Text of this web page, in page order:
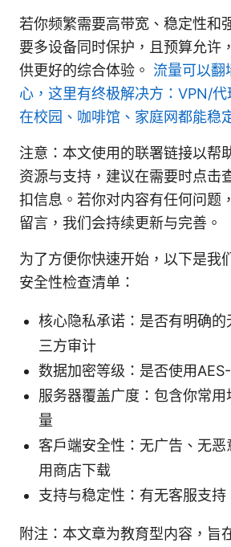
若你频繁需要高带宽、稳定性和
要多设备同时保护，且预算允许
供更好的综合体验。 流量可以翻
心，这里有终极解决方：VPN/
在校园、咖啡馆、家庭网都能稳
注意：本文使用的联署链接以帮
资源与支持，建议在需要时点击
扣信息。若你对内容有任何问题
留言，我们会持续更新与完善。
为了方便你快速开始，以下是我
安全性检查清单：
核心隐私承诺：是否有明确
三方审计
数据加密等级：是否使用
服务器覆盖广度：包含你常
量
客户端安全性：无广告、无恶
用商店下载
支持与稳定性：有无客服支
附注：本文章为教育型内容，旨